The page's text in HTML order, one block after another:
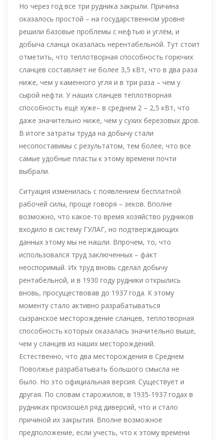
Но через год все три рудника закрыли. Причина
оказалось простой – на государственном уровне
решили базовые проблемы с нефтью и углём, и
добыча сланца оказалась нерентабельной. Тут стоит
отметить, что теплотворная способность горючих
сланцев составляет не более 3,5 кВт, что в два раза
ниже, чем у каменного угля и в три раза – чем у
сырой нефти. У наших сланцев теплотворная
способность ещё хуже– в среднем 2 – 2,5 кВт, что
даже значительно ниже, чем у сухих березовых дров.
В итоге затраты труда на добычу стали
несопоставимы с результатом, тем более, что все
самые удобные пласты к этому времени почти
выбрали.
Ситуация изменилась с появлением бесплатной
рабочей силы, проще говоря – зеков. Вполне
возможно, что какое-то время хозяйство рудников
входило в систему ГУЛАГ, но подтверждающих
данных этому мы не нашли. Впрочем, то, что
использовался труд заключенных – факт
неоспоримый. Их труд вновь сделал добычу
рентабельной, и в 1930 году рудники открылись
вновь, просуществовав до 1937 года. К этому
моменту стало активно разрабатываться
сызранское месторождение сланцев, теплотворная
способность которых оказалась значительно выше,
чем у сланцев из наших месторождений.
Естественно, что два месторождения в Среднем
Поволжье разрабатывать большого смысла не
было. Но это официальная версия. Существует и
другая. По словам старожилов, в 1935-1937 годах в
рудниках произошёл ряд диверсий, что и стало
причиной их закрытия. Вполне возможное
предположение, если учесть, что к этому времени